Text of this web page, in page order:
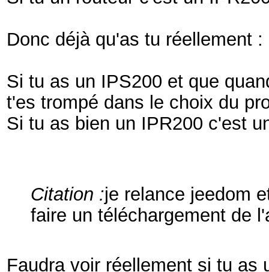
Donc déjà qu'as tu réellement
Si tu as un IPS200 et que
t'es trompé dans le choix du
Si tu as bien un IPR200 c'est
Citation :je relance jeedom
faire un téléchargement de
Faudra voir réellement si tu as